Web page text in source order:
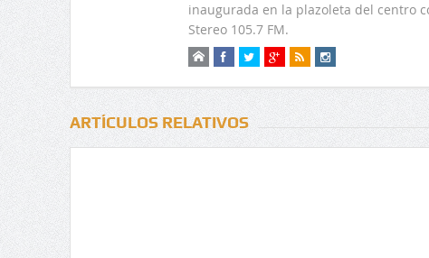
inaugurada en la plazoleta del centro
Stereo 105.7 FM.
ARTÍCULOS RELATIVOS